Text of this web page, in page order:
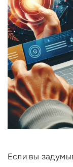
Если вы